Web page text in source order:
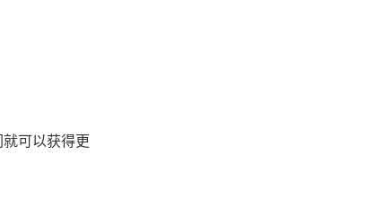
可以获得更